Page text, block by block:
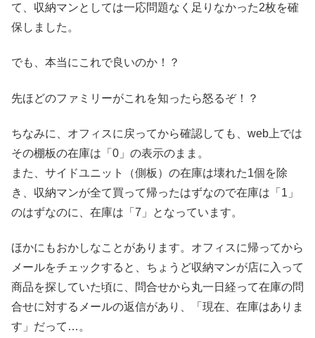
て、収納マンとしては一応問題なく足りなかった2枚を確
保しました。
でも、本当にこれで良いのか！？
先ほどのファミリーがこれを知ったら怒るぞ！？
ちなみに、オフィスに戻ってから確認しても、web上では
その棚板の在庫は「0」の表示のまま。
また、サイドユニット（側板）の在庫は壊れた1個を除
き、収納マンが全て買って帰ったはずなので在庫は「1」
のはずなのに、在庫は「7」となっています。
ほかにもおかしなことがあります。オフィスに帰ってから
メールをチェックすると、ちょうど収納マンが店に入って
商品を探していた頃に、問合せから丸一日経って在庫の問
合せに対するメールの返信があり、「現在、在庫はありま
す」だって…。